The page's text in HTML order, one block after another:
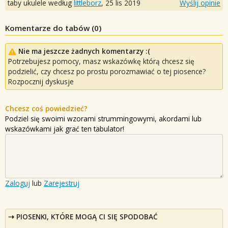
taby ukulele według littleborz, 25 lis 2019 Wyślij opinie
Komentarze do tabów (0)
Nie ma jeszcze żadnych komentarzy :(
Potrzebujesz pomocy, masz wskazówkę którą chcesz się
podzielić, czy chcesz po prostu porozmawiać o tej piosence?
Rozpocznij dyskusje
Chcesz coś powiedzieć?
Podziel się swoimi wzorami strummingowymi, akordami lub
wskazówkami jak grać ten tabulator!
Zaloguj lub Zarejestruj
PIOSENKI, KTÓRE MOGĄ CI SIĘ SPODOBAĆ